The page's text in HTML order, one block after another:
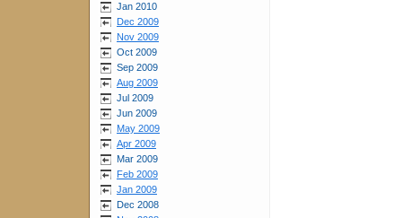
Jan 2010
Dec 2009
Nov 2009
Oct 2009
Sep 2009
Aug 2009
Jul 2009
Jun 2009
May 2009
Apr 2009
Mar 2009
Feb 2009
Jan 2009
Dec 2008